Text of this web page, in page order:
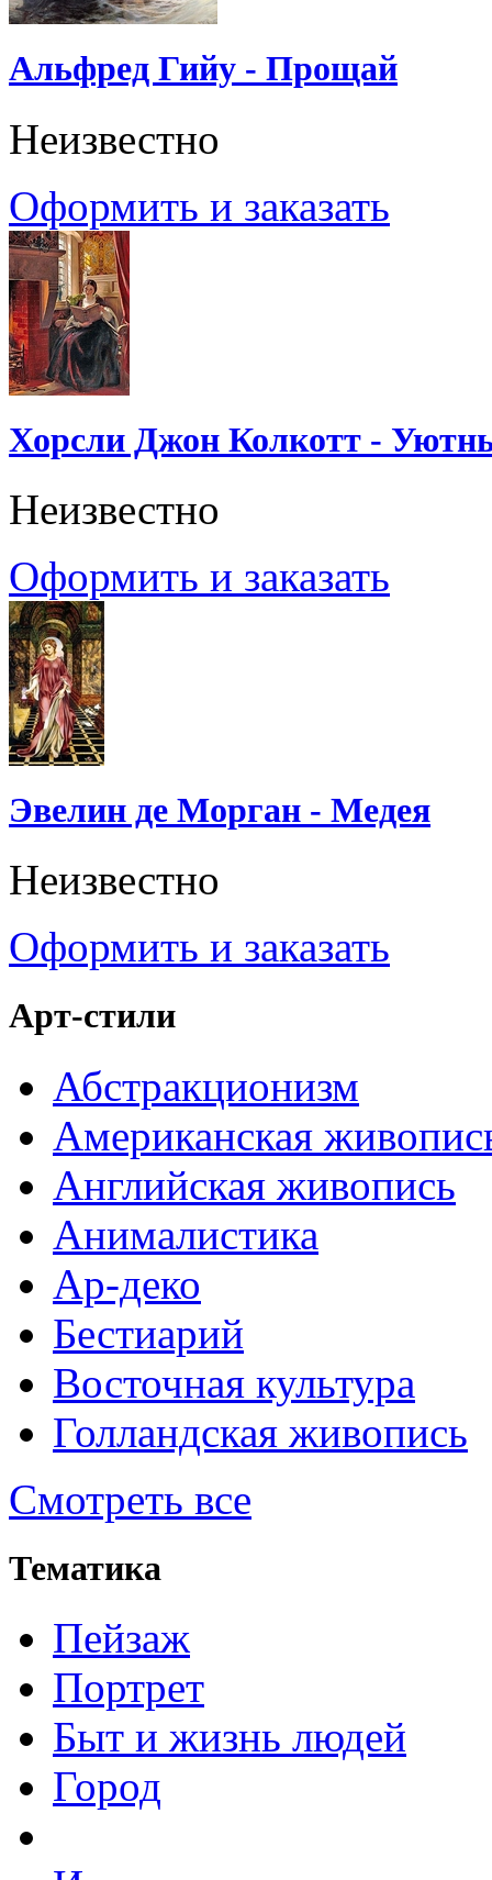
Альфред Гийу - Прощай
Неизвестно
Оформить и заказать
Хорсли Джон Колкотт -
Неизвестно
Оформить и заказать
Эвелин де Морган - Медея
Неизвестно
Оформить и заказать
Арт-стили
Абстракционизм
Американская
Английская живопись
Анималистика
Ар-деко
Бестиарий
Восточная культура
Голландская живопись
Смотреть все
Тематика
Пейзаж
Портрет
Быт и жизнь людей
Город